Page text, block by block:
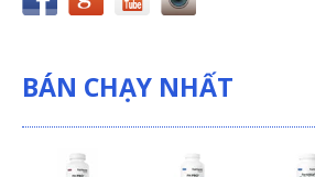
BÁN CHẠY NHẤT